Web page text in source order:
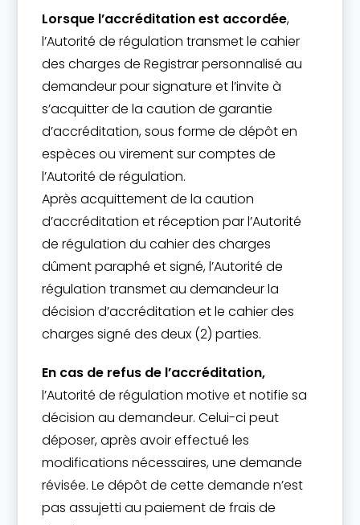
Lorsque l’accréditation est accordée,
l’Autorité de régulation transmet le cahier
des charges de Registrar personnalisé au
demandeur pour signature et l’invite à
s’acquitter de la caution de garantie
d’accréditation, sous forme de dépôt en
espèces ou virement sur comptes de
l’Autorité de régulation.
Après acquittement de la caution
d’accréditation et réception par l’Autorité
de régulation du cahier des charges
dûment paraphé et signé, l’Autorité de
régulation transmet au demandeur la
décision d’accréditation et le cahier des
charges signé des deux (2) parties.
En cas de refus de l’accréditation,
l’Autorité de régulation motive et notifie sa
décision au demandeur. Celui-ci peut
déposer, après avoir effectué les
modifications nécessaires, une demande
révisée. Le dépôt de cette demande n’est
pas assujetti au paiement de frais de